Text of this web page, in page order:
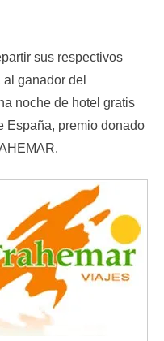
sus respectivos
ganador del
noche de hotel gratis
España, premio donado